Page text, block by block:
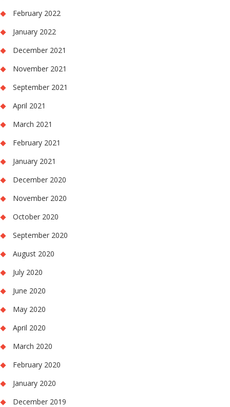
February 2022
January 2022
December 2021
November 2021
September 2021
April 2021
March 2021
February 2021
January 2021
December 2020
November 2020
October 2020
September 2020
August 2020
July 2020
June 2020
May 2020
April 2020
March 2020
February 2020
January 2020
December 2019